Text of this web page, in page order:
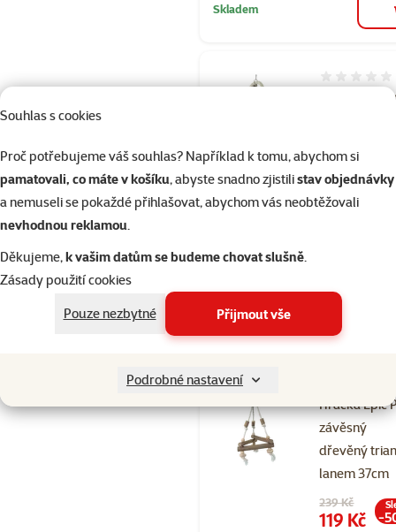
Souhlas s cookies
Proč potřebujeme váš souhlas? Například k tomu, abychom si
pamatovali, co máte v košíku, abyste snadno zjistilistav objednávky
a nemuseli se pokaždé přihlašovat, abychom vás neobtěžovali
nevhodnou reklamou.
Děkujeme,k vašim datům se budeme chovat slušně.
Zásady použití cookies
Pouze nezbytné
Přijmout vše
Podrobné nastavení
Skladem
Hračka Epic
Hodnocení
Běžná cena
značka
Skladem
Hračka Epic
závěsný
dřevěný
lanem 37cm
Původní cena
239 Kč
Cena
119 Kč -